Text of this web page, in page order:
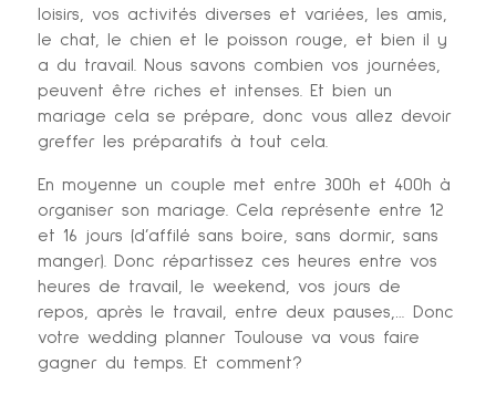
loisirs, vos activités diverses et variées, les amis,
le chat, le chien et le poisson rouge, et bien il y
a du travail. Nous savons combien vos journées,
peuvent être riches et intenses. Et bien un
mariage cela se prépare, donc vous allez devoir
greffer les préparatifs à tout cela.
En moyenne un couple met entre 300h et 400h à
organiser son mariage. Cela représente entre 12
et 16 jours (d’affilé sans boire, sans dormir, sans
manger). Donc répartissez ces heures entre vos
heures de travail, le weekend, vos jours de
repos, après le travail, entre deux pauses,… Donc
votre wedding planner Toulouse va vous faire
gagner du temps. Et comment?